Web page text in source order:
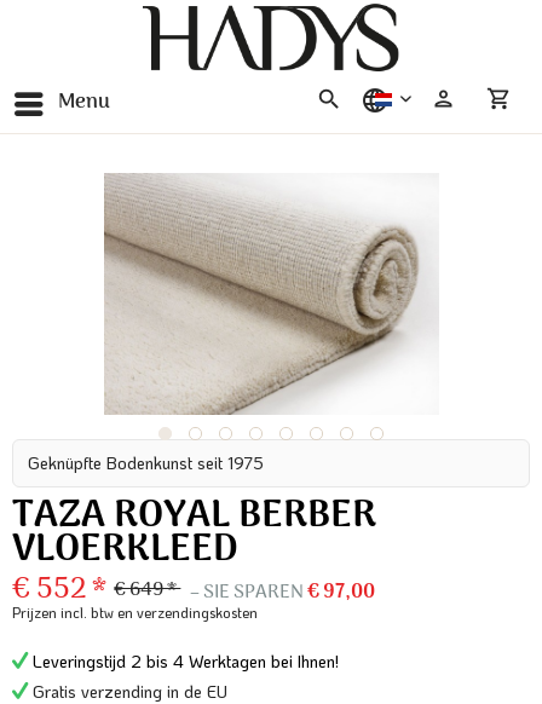
Menu nederlands
Geknüpfte Bodenkunst seit 1975
TAZA ROYAL BERBER
VLOERKLEED
€ 552 * € 649 * – SIE SPAREN€ 97,00
Prijzen incl. btwen verzendingskosten
Leveringstijd 2 bis 4 Werktagen bei Ihnen!
Gratis verzending in de EU